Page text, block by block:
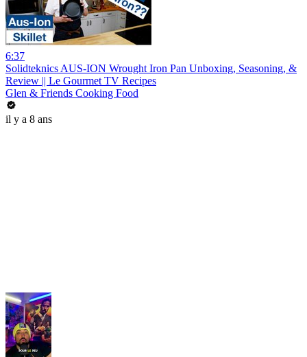
6:37
Solidteknics AUS-ION Wrought Iron Pan Unboxing, Seasoning, &
Review || Le Gourmet TV Recipes
Glen & Friends Cooking Food
il y a 8 ans